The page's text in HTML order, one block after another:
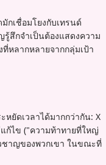
กเชื่อมโยงกับเทรนด์
สึกจำเป็นต้องแสดงความ
หลากหลายจากกลุ่มเป้า
หยัดเวลาได้มากกว่ากัน: X
ก้ไข ("ความท้าทายที่ใหญ่
ชาญของพวกเขา ในขณะที่